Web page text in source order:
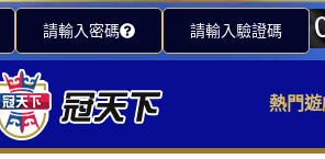
請輸入密碼 請輸入驗證碼
熱門